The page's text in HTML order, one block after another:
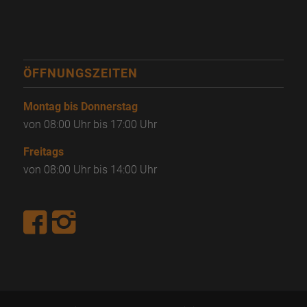
ÖFFNUNGSZEITEN
Montag bis Donnerstag
von 08:00 Uhr bis 17:00 Uhr
Freitags
von 08:00 Uhr bis 14:00 Uhr